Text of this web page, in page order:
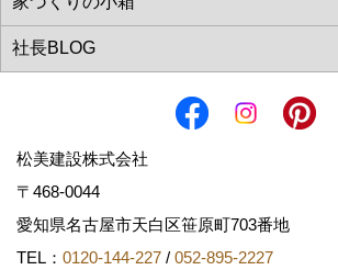
松美建設株式会社
〒468-0044
愛知県名古屋市天白区笹原町703番地
TEL： 0120-144-227 / 052-895-2227